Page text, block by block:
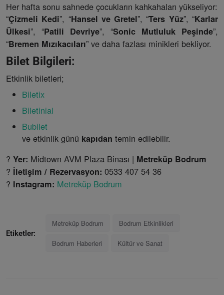
Her hafta sonu sahnede çocukların kahkahaları yükseliyor:
“Çizmeli Kedi”, “Hansel ve Gretel”, “Ters Yüz”, “Karlar
Ülkesi”, “Patili Devriye”, “Sonic Mutluluk Peşinde”,
“Bremen Mızıkacıları” ve daha fazlası minikleri bekliyor.
Bilet Bilgileri:
Etkinlik biletleri;
Biletix
Biletinial
Bubilet
ve etkinlik günü kapıdan temin edilebilir.
? Yer: Midtown AVM Plaza Binası | Metreküp Bodrum
? İletişim / Rezervasyon: 0533 407 54 36
? Instagram: Metreküp Bodrum
Etiketler:
Metreküp Bodrum Bodrum Etkinlikleri
Bodrum Haberleri Kültür ve Sanat